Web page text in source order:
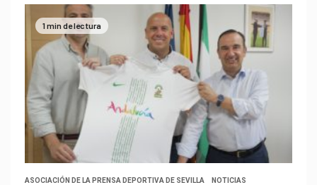
1 min de lectura
ASOCIACIÓN DE LA PRENSA DEPORTIVA DE SEVILLA NOTICIAS